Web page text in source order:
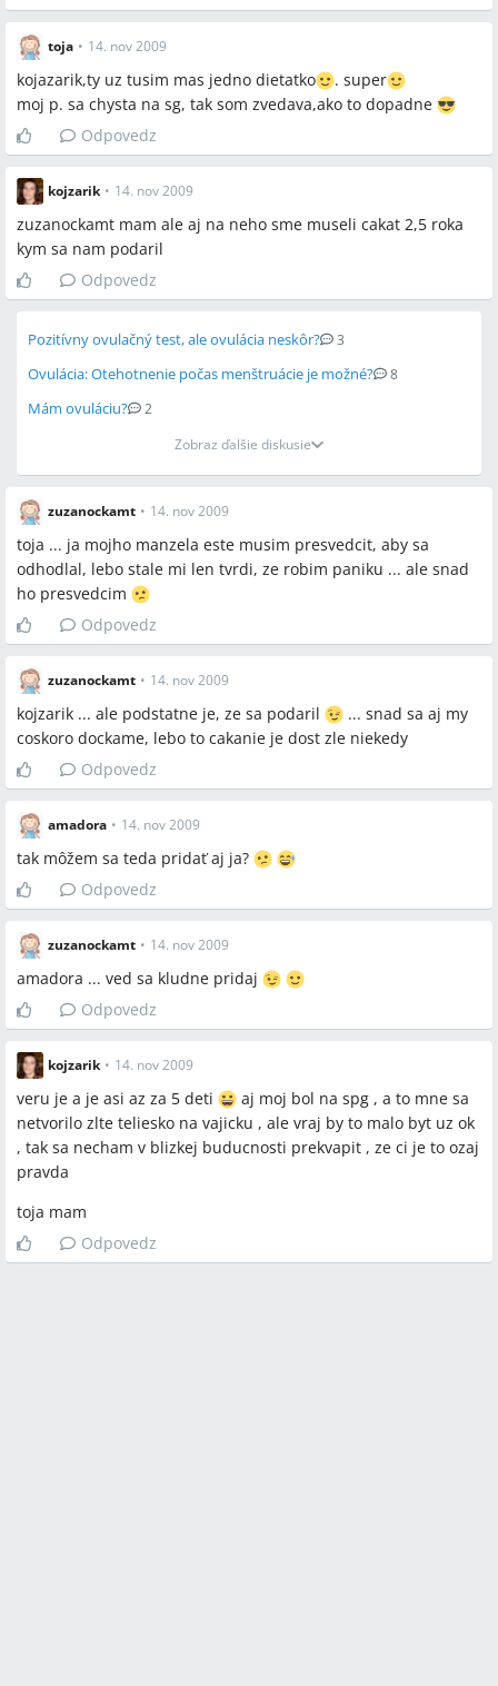
toja • 14. nov 2009
kojazarik,ty uz tusim mas jedno dietatko
. super
moj p. sa chysta na sg, tak som zvedava,ako to dopadne
Odpovedz
kojzarik • 14. nov 2009
zuzanockamt mam ale aj na neho sme museli cakat 2,5 roka
kym sa nam podaril
Odpovedz
Pozitívny ovulačný test, ale ovulácia neskôr? 3
Ovulácia: Otehotnenie počas menštruácie je možné? 8
Mám ovuláciu?
2
Zobraz ďalšie diskusie
zuzanockamt • 14. nov 2009
toja ... ja mojho manzela este musim presvedcit, aby sa
odhodlal, lebo stale mi len tvrdi, ze robim paniku ... ale snad
ho presvedcim
Odpovedz
zuzanockamt • 14. nov 2009
kojzarik ... ale podstatne je, ze sa podaril
... snad sa aj my
coskoro dockame, lebo to cakanie je dost zle niekedy
Odpovedz
amadora • 14. nov 2009
tak môžem sa teda pridať aj ja?
Odpovedz
zuzanockamt • 14. nov 2009
amadora ... ved sa kludne pridaj
Odpovedz
kojzarik • 14. nov 2009
veru je a je asi az za 5 deti
aj moj bol na spg , a to mne sa
netvorilo zlte teliesko na vajicku , ale vraj by to malo byt uz ok
, tak sa necham v blizkej buducnosti prekvapit , ze ci je to ozaj
pravda
toja mam
Odpovedz